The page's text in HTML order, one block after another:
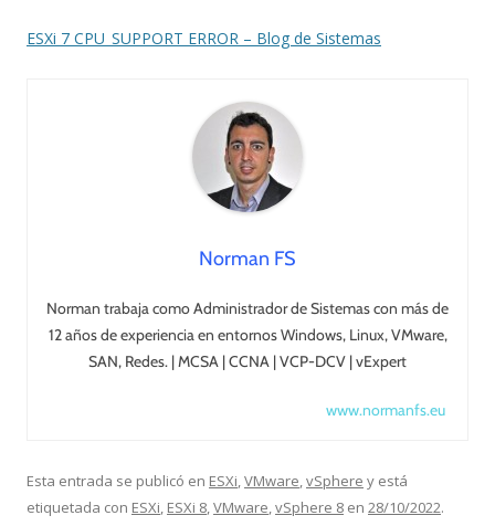
ESXi 7 CPU_SUPPORT ERROR – Blog de Sistemas
Norman FS
Norman trabaja como Administrador de Sistemas con más de
12 años de experiencia en entornos Windows, Linux, VMware,
SAN, Redes. | MCSA | CCNA | VCP-DCV | vExpert
www.normanfs.eu
Esta entrada se publicó en ESXi,VMware,vSphere y está
etiquetada con ESXi, ESXi 8,VMware,vSphere 8 en 28/10/2022.